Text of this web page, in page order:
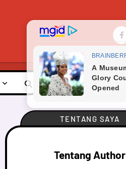
TENTANG SAYA
Tentang Author